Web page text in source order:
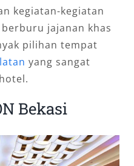
kegiatan-kegiatan
jajanan khas
pilihan tempat
yang sangat
Bekasi